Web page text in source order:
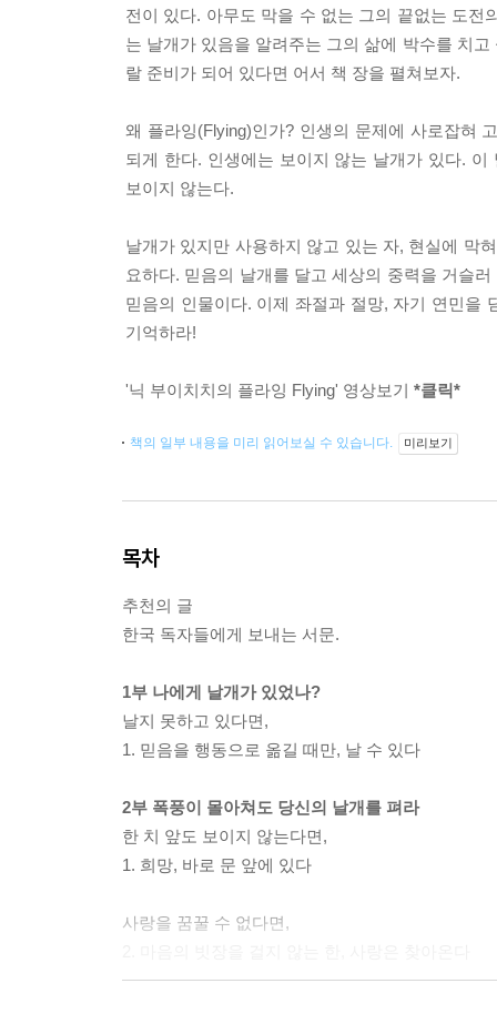
전이 있다. 아무도 막을 수 없는 그의 끝없는 도
는 날개가 있음을 알려주는 그의 삶에 박수를 치
랄 준비가 되어 있다면 어서 책 장을 펼쳐보자.
왜 플라잉(Flying)인가? 인생의 문제에 사로잡혀
되게 한다. 인생에는 보이지 않는 날개가 있다.
보이지 않는다.
날개가 있지만 사용하지 않고 있는 자, 현실에 막
요하다. 믿음의 날개를 달고 세상의 중력을 거슬
믿음의 인물이다. 이제 좌절과 절망, 자기 연민을
기억하라!
'닉 부이치치의 플라잉 Flying' 영상보기 *클릭*
책의 일부 내용을 미리 읽어보실 수 있습니다. 미리보기
목차
추천의 글
한국 독자들에게 보내는 서문.
1부 나에게 날개가 있었나?
날지 못하고 있다면,
1. 믿음을 행동으로 옮길 때만, 날 수 있다
2부 폭풍이 몰아쳐도 당신의 날개를 펴라
한 치 앞도 보이지 않는다면,
1. 희망, 바로 문 앞에 있다
사랑을 꿈꿀 수 없다면,